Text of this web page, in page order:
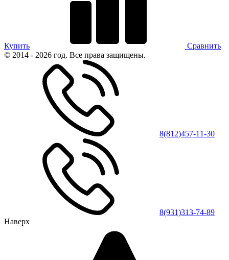
Купить
Сравнить
© 2014 - 2026 год. Все права защищены.
8(812)457-11-30
8(931)313-74-89
Наверх